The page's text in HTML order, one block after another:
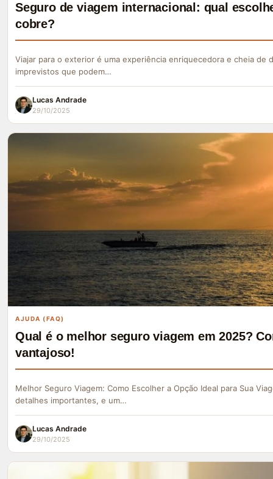
Seguro de viagem internacional: qual
cobre?
Viajar para o exterior é uma experiência enriquecedora e cheia de
imprevistos que podem…
Lucas Andrade
29/10/2025
AJUDA (FAQ)
Qual é o melhor seguro viagem em 2025?
vantajoso!
Melhor Seguro Viagem: Como Escolher a Opção Ideal para Sua
detalhes importantes, e um…
Lucas Andrade
29/10/2025